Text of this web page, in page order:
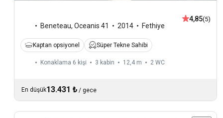
Beneteau, Oceanis 41 2014 Fethiye
4,85(5)
Kaptan opsiyonel Süper Tekne Sahibi
Konaklama 6 kişi 3 kabin 12,4 m 2 WC
En düşük13.431 ₺ / gece